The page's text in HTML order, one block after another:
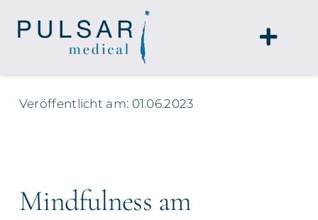
Inhalt
Toggle
Veröffentlicht am: 01.06.2023
Mindfulness am